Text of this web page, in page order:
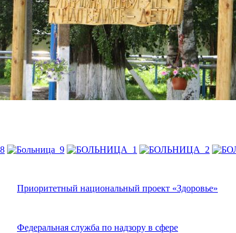
Приоритетный национальный проект «Здоровье»
Федеральная служба по надзору в сфере